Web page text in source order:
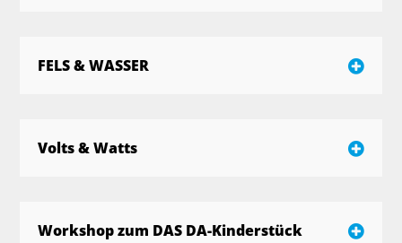
FELS & WASSER
Volts & Watts
Workshop zum DAS DA-Kinderstück